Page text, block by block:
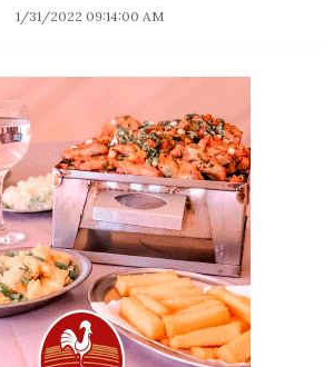
1/31/2022 09:14:00 AM